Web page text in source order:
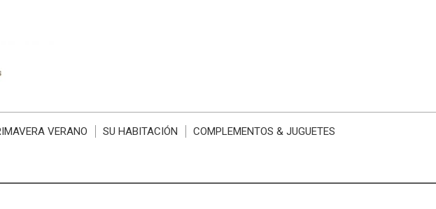
VERANO SU HABITACIÓN COMPLEMENTOS & JUGUETES